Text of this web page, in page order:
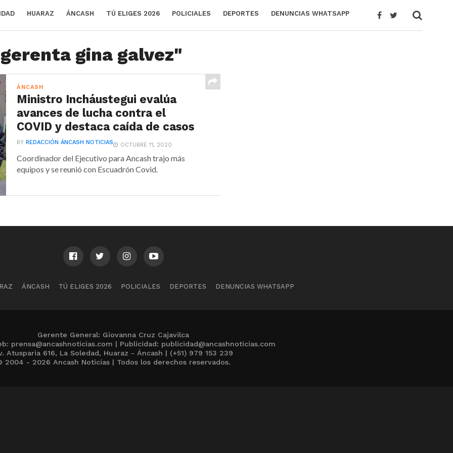
HUARAZ ÁNCASH TÚ ELIGES 2026 POLICIALES DEPORTES DENUNCIAS WHATSAPP
gina galvez"
ÁNCASH
Ministro Incháustegui evalúa
avances de lucha contra el
COVID y destaca caída de casos
BYREDACCIÓN ÁNCASH NOTICIAS OCTUBRE 11, 2020
Coordinador del Ejecutivo para Ancash trajo más
equipos y se reunió con Escuadrón Covid.
ÁNCASH TÚ ELIGES 2026 POLICIALES DEPORTES DENUNCIAS WHATSAPP
Gerente General: Giovanna Cruz Cajavilca
prensa@ancashnoticias.com | Publicidad: publicidad@ancashnoticias.com
Atusparia 616, La Soledad, Huaraz - Áncash | (+51) 979 153 239
2004 - 2026 Ancash Noticias | Todos los derechos reservados.